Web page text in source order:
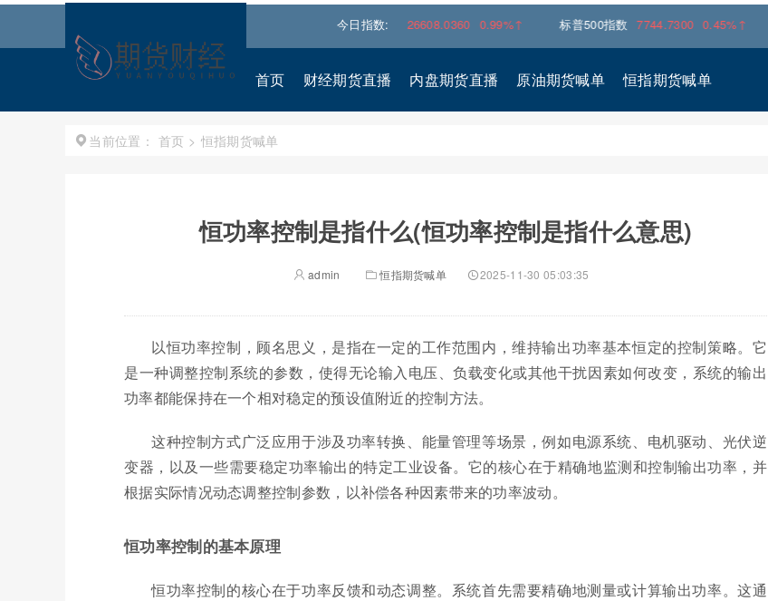
今日指数:
纳斯达克 26608.0360 0.99%↑ 标普500指数 7744.7300 0.45%↑
首页 财经期货直播 内盘期货直播 原油期货喊单 恒指期货喊单
当前位置： 首页 > 恒指期货喊单
恒功率控制是指什么(恒功率控制是指什么意思)
admin 恒指期货喊单 2025-11-30 05:03:35
以恒功率控制，顾名思义，是指在一定的工作范围内，维持输出功率基本恒定的控制策略。它
是一种调整控制系统的参数，使得无论输入电压、负载变化或其他干扰因素如何改变，系统的输出
功率都能保持在一个相对稳定的预设值附近的控制方法。
这种控制方式广泛应用于涉及功率转换、能量管理等场景，例如电源系统、电机驱动、光伏逆
变器，以及一些需要稳定功率输出的特定工业设备。它的核心在于精确地监测和控制输出功率，并
根据实际情况动态调整控制参数，以补偿各种因素带来的功率波动。
恒功率控制的基本原理
恒功率控制的核心在于功率反馈和动态调整。系统首先需要精确地测量或计算输出功率。这通